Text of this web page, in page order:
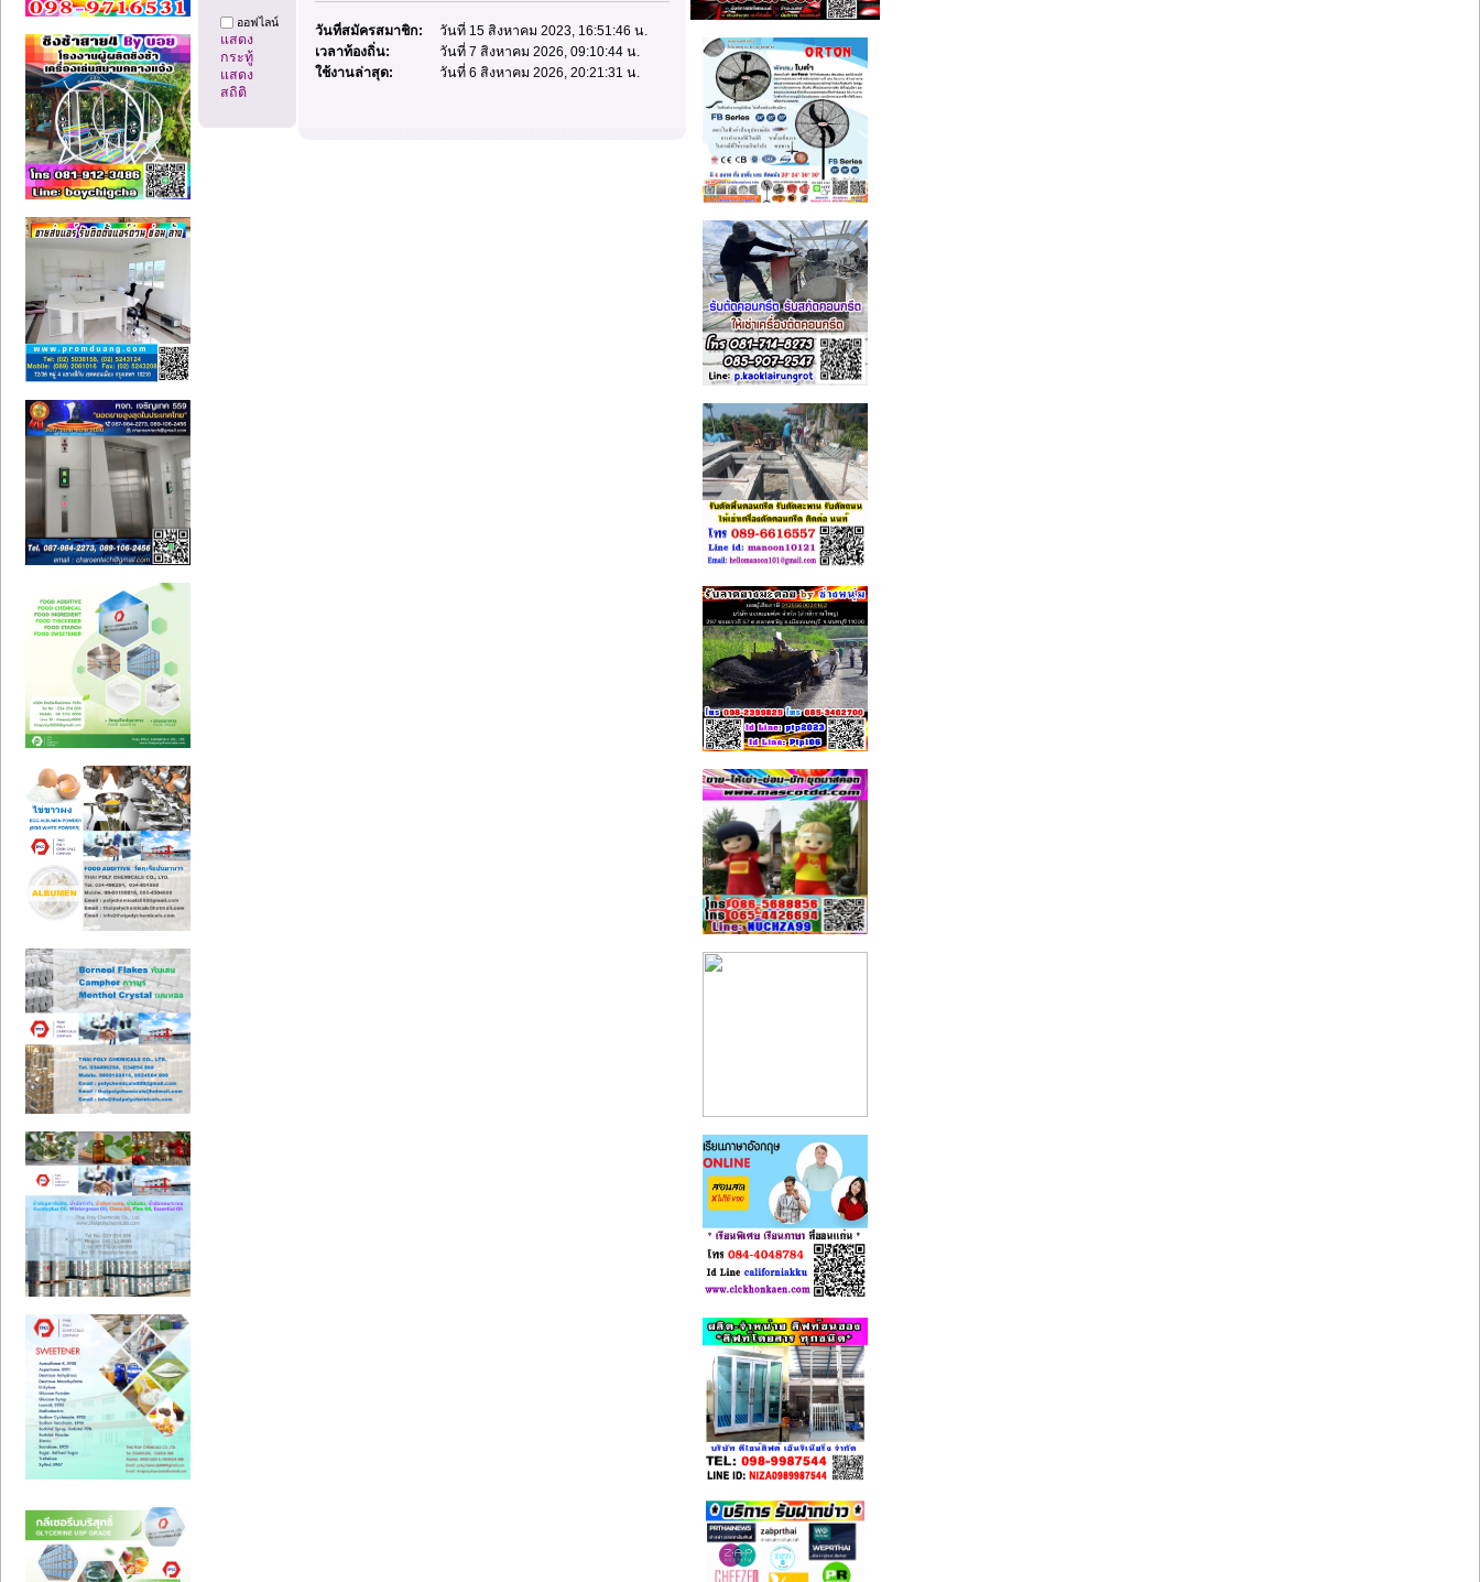
ออฟไลน์
แสดง
กระทู้
แสดง
สถิติ
วันที่สมัครสมาชิก:
วันที่ 15 สิงหาคม 2023, 16:51:46 น.
เวลาท้องถิ่น:
วันที่ 7 สิงหาคม 2026, 09:10:44 น.
ใช้งานล่าสุด:
วันที่ 6 สิงหาคม 2026, 20:21:31 น.